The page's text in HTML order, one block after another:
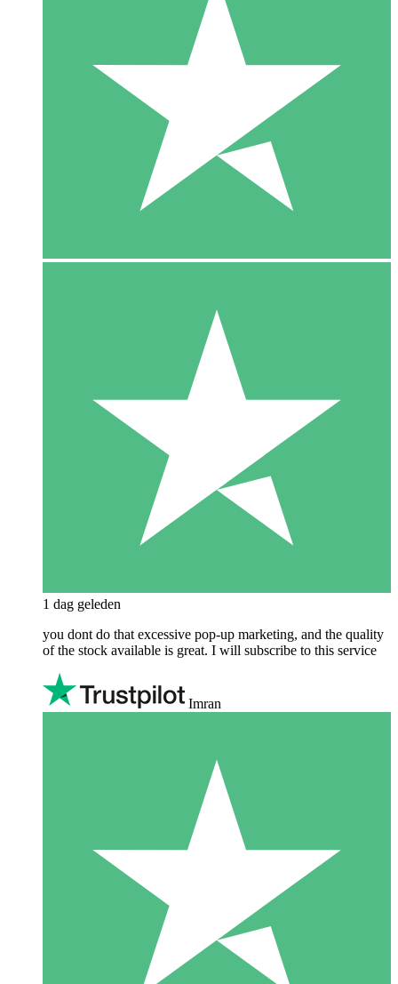
1 dag geleden
you dont do that excessive pop-up marketing, and the quality
of the stock available is great. I will subscribe to this service
Imran